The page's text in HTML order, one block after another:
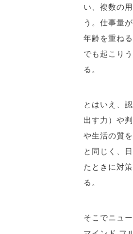
い、複数の
う。仕事量
年齢を重ね
でも起こり
る。
とはいえ、
出す力）や
や生活の質
と同じく、
たときに対
る。
そこでニュ